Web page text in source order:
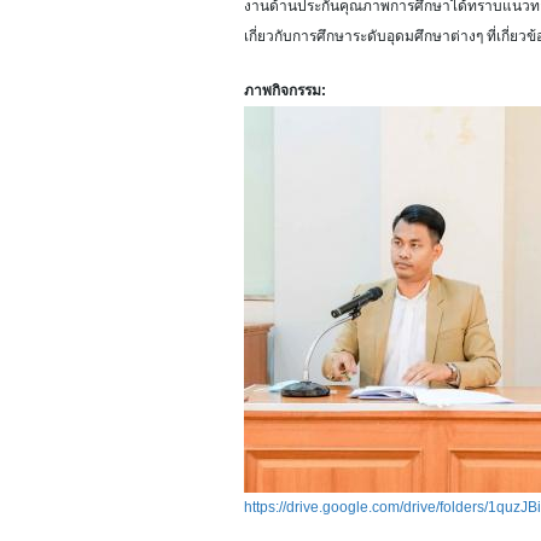
งานด้านประกันคุณภาพการศึกษาได้ทราบแนว
เกี่ยวกับการศึกษาระดับอุดมศึกษาต่างๆ ที่เกี่ยวข้
ภาพกิจกรรม:
https://drive.google.com/drive/folders/